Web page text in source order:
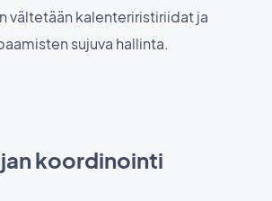
vältetään kalenteriristiriidat ja
sujuva hallinta.
koordinointi